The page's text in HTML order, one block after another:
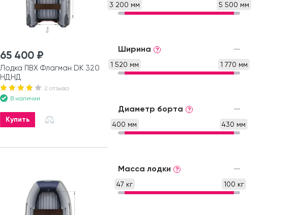
65 400 ₽
Лодка ПВХ Флагман DK 320
НДНД
2 отзыва
В наличии
Купить
3 200 мм 5 500 мм
Ширина ?
1 520 мм 1 770 мм
Диаметр борта ?
400 мм 430 мм
Масса лодки ?
47 кг 100 кг